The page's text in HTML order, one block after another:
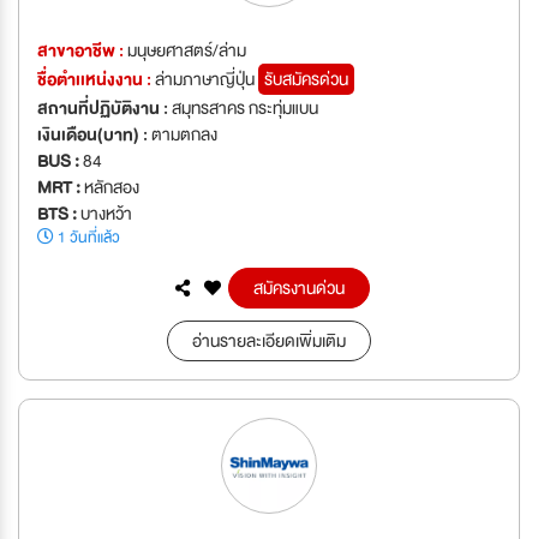
สาขาอาชีพ :มนุษยศาสตร์/ล่าม
ชื่อตำเเหน่งงาน :ล่ามภาษาญี่ปุ่น รับสมัครด่วน
สถานที่ปฏิบัติงาน :สมุทรสาคร กระทุ่มแบน
เงินเดือน(บาท) :ตามตกลง
BUS :84
MRT :หลักสอง
BTS :บางหว้า
1 วันที่แล้ว
สมัครงานด่วน
อ่านรายละเอียดเพิ่มเติม